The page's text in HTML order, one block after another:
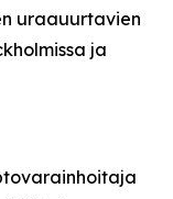
uraauurtavien
ja